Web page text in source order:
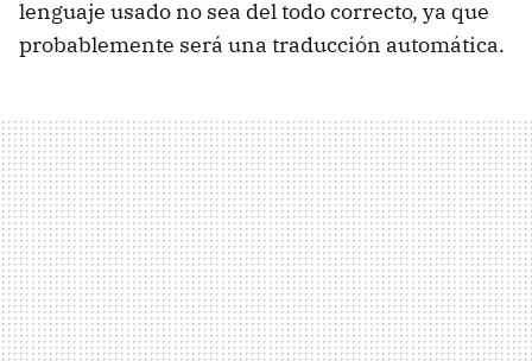
lenguaje usado no sea del todo correcto, ya que
probablemente será una traducción automática.